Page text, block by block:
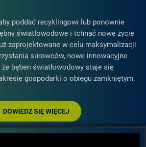
poddać recyklingowi lub ponownie
światłowodowe i tchnąć nowe życie
zaprojektowane w celu maksymalizacji
surowców, nowe innowacyjne
bęben światłowodowy staje się
gospodarki o obiegu zamkniętym.
DOWIEDZ SIĘ WIĘCEJ